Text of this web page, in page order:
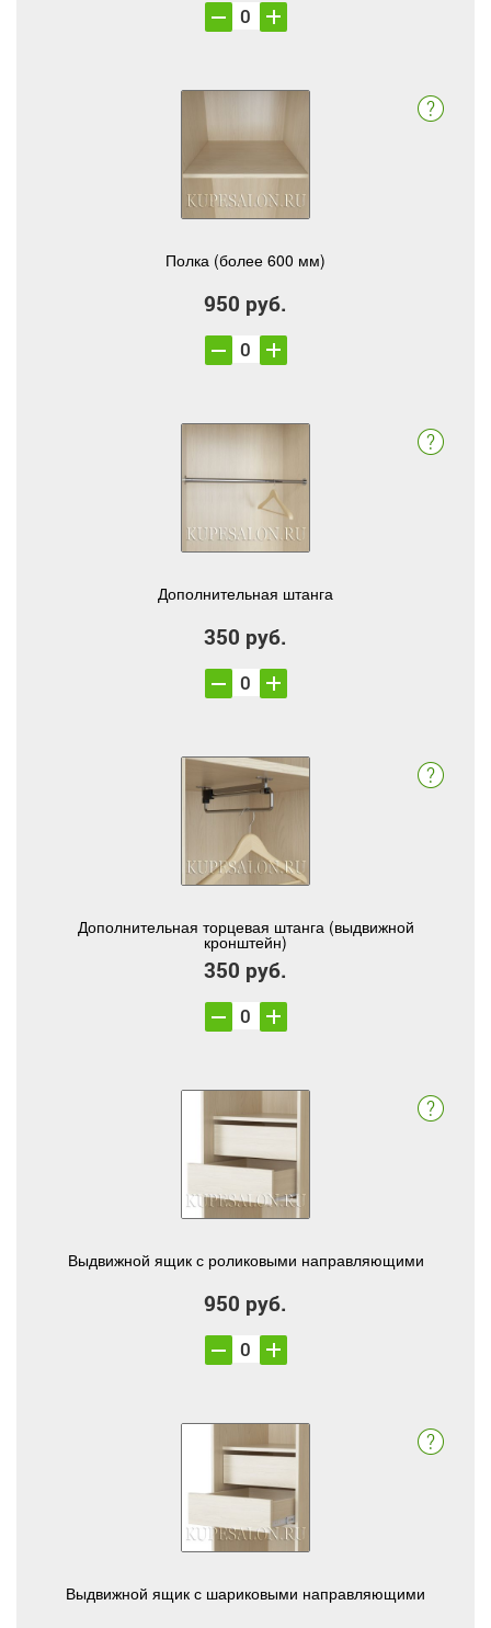
Полка (более 600 мм)
950 руб.
Дополнительная штанга
350 руб.
Дополнительная торцевая штанга (выдвижной
кронштейн)
350 руб.
Выдвижной ящик с роликовыми направляющими
950 руб.
Выдвижной ящик с шариковыми направляющими